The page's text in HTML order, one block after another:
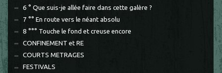
6 ° Que suis-je allée faire dans cette galère ?
7 °° En route vers le néant absolu
8 °°° Touche le fond et creuse encore
CONFINEMENT et RE
COURTS METRAGES
FESTIVALS